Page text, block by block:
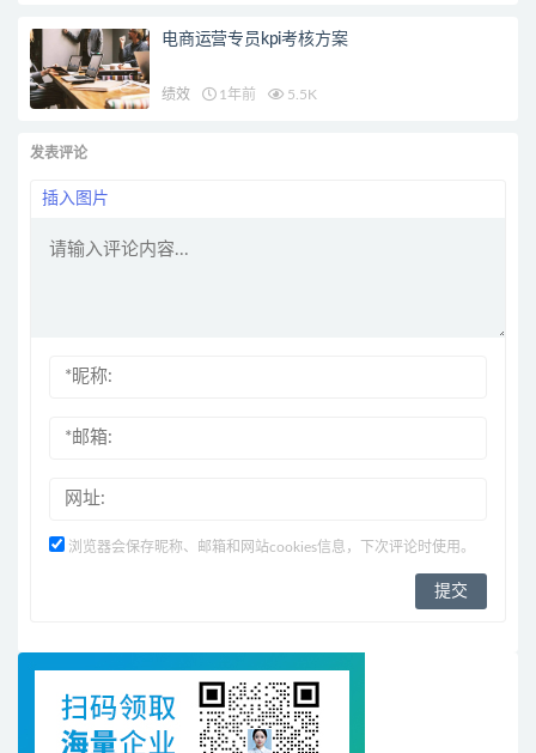
电商运营专员kpi考核方案
绩效 1年前 5.5K
发表评论
插入图片
浏览器会保存昵称、邮箱和网站cookies信息，下次评论时使用。